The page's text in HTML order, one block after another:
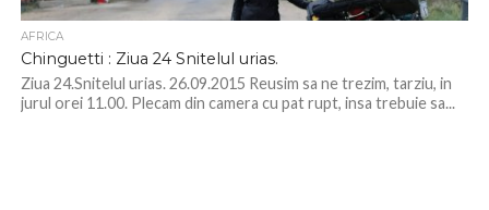
AFRICA
Chinguetti : Ziua 24 Snitelul urias.
Ziua 24.Snitelul urias. 26.09.2015 Reusim sa ne trezim, tarziu, in
jurul orei 11.00. Plecam din camera cu pat rupt, insa trebuie sa...